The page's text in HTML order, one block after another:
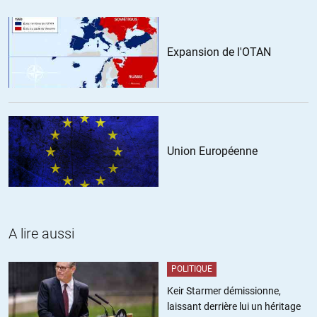
marchés, éblouis par les liquidités énormes qui affluent vers eux.
« Une mauvaise estimation du risque a été au coeur de la précédente
crise financière (de 2008) et il semble bien que ce phénomène
ressurgisse aujourd’hui », s’inquiète l’OCDE.
Le FMI s’inquiète également régulièrement « des prises de risque
peut-être inconsidérées de nombreux investisseurs sur les marchés
et de la valorisation très forte de certains actifs », ce qui pourrait
provoquer de sévères corrections. Mais sa patronne Christine
Lagarde se refuse jusqu’ici à parler de « bulle ».
josephine//19.03.2015 à 08h29
Expansion de l'OTAN
Union Européenne
A lire aussi
POLITIQUE
Keir Starmer démissionne,
laissant derrière lui un héritage